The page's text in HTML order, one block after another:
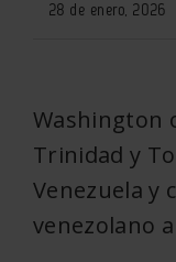
28 de enero, 2026
Washington
Trinidad y
Venezuela y
venezolano